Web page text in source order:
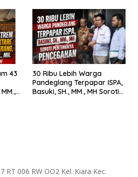
43
30 Ribu Lebih Warga
Pandeglang Terpapar ISPA,
Basuki, SH., MM., MH Soroti
RT 006 RW OO2 Kel. Kiara Kec.